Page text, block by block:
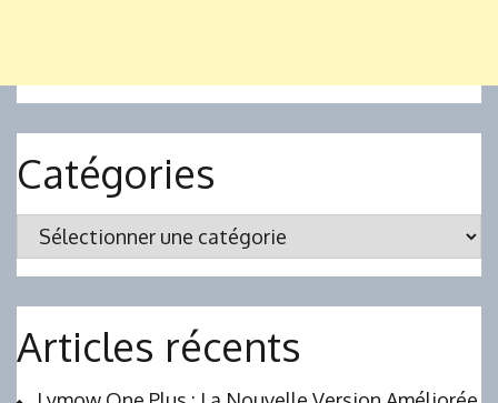
Catégories
Catégories
Articles récents